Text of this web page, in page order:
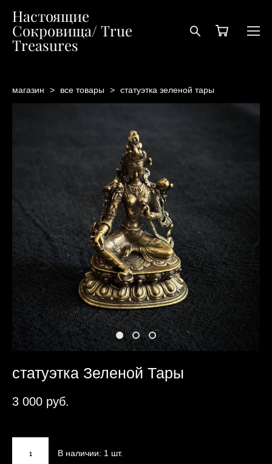
Настоящие
Сокровища/ True
Treasures
магазин > все товары > статуэтка зеленой тары
статуэтка Зеленой Тары
3 000 pуб.
В наличии: 1 шт.